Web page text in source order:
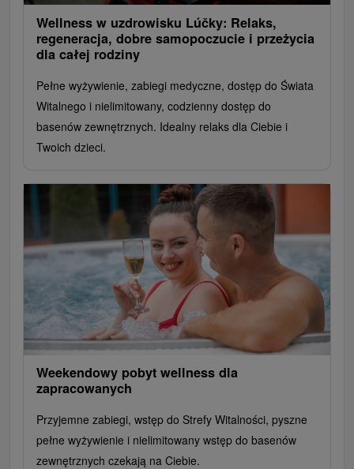
Wellness w uzdrowisku Lúčky: Relaks,
regeneracja, dobre samopoczucie i przeżycia
dla całej rodziny
Pełne wyżywienie, zabiegi medyczne, dostęp do Świata
Witalnego i nielimitowany, codzienny dostęp do
basenów zewnętrznych. Idealny relaks dla Ciebie i
Twoich dzieci.
Weekendowy pobyt wellness dla
zapracowanych
Przyjemne zabiegi, wstęp do Strefy Witalności, pyszne
pełne wyżywienie i nielimitowany wstęp do basenów
zewnętrznych czekają na Ciebie.